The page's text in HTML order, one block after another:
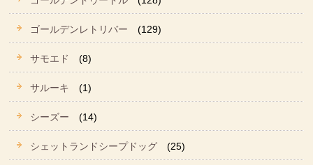
ゴールデンレトリバー (129)
サモエド (8)
サルーキ (1)
シーズー (14)
シェットランドシープドッグ (25)